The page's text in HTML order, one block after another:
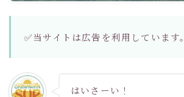
✅当サイトは広告を利用しています。
はいさーい！